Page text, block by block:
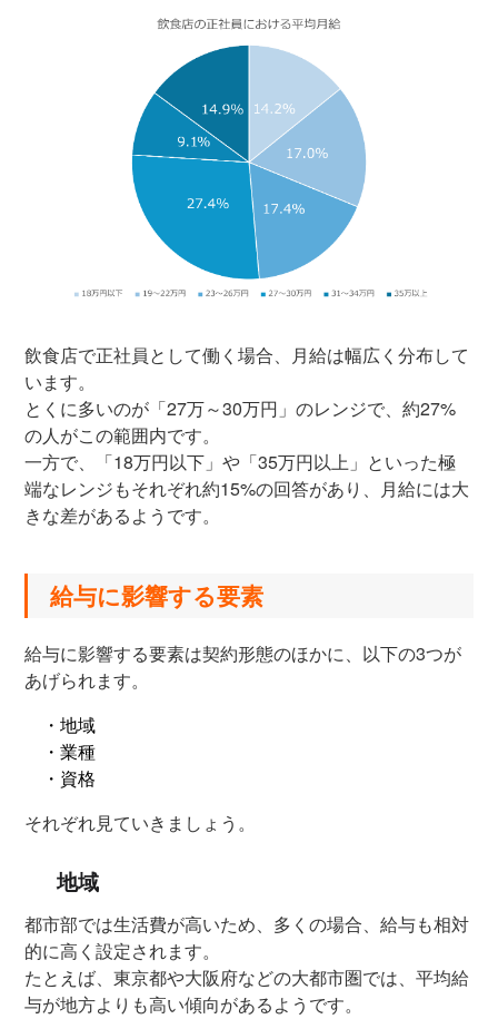
飲食店で正社員として働く場合、月給は幅広く分布して
います。
とくに多いのが「27万～30万円」のレンジで、約27%
の人がこの範囲内です。
一方で、「18万円以下」や「35万円以上」といった極
端なレンジもそれぞれ約15%の回答があり、月給には大
きな差があるようです。
給与に影響する要素
給与に影響する要素は契約形態のほかに、以下の3つが
あげられます。
・地域
・業種
・資格
それぞれ見ていきましょう。
地域
都市部では生活費が高いため、多くの場合、給与も相対
的に高く設定されます。
たとえば、東京都や大阪府などの大都市圏では、平均給
与が地方よりも高い傾向があるようです。